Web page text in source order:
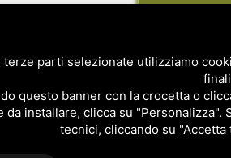
terze parti selezionate utilizziamo
questo banner con la crocetta o
da installare, clicca su
tecnici, cliccando su